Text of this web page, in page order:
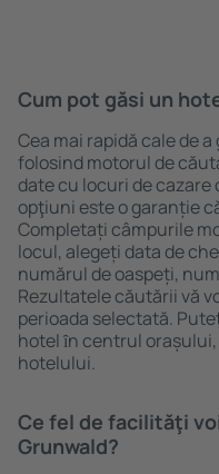
Cum pot găsi un
Cea mai rapidă cale de
folosind motorul de
date cu locuri de
opţiuni este o garanție
Completați câmpurile
locul, alegeți data de
numărul de oaspeți,
Rezultatele căutării vă
perioada selectată.
hotel ȋn centrul
hotelului.
Ce fel de facilităţi
Grunwald?